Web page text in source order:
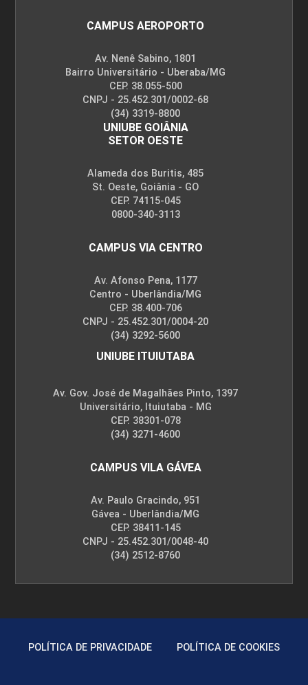
CAMPUS AEROPORTO
Av. Nenê Sabino, 1801
Bairro Universitário - Uberaba/MG
CEP. 38.055-500
CNPJ - 25.452.301/0002-68
(34) 3319-8800
UNIUBE GOIÂNIA
SETOR OESTE
Alameda dos Buritis, 485
St. Oeste, Goiânia - GO
CEP. 74115-045
0800-340-3113
CAMPUS VIA CENTRO
Av. Afonso Pena, 1177
Centro - Uberlândia/MG
CEP. 38.400-706
CNPJ - 25.452.301/0004-20
(34) 3292-5600
UNIUBE ITUIUTABA
Av. Gov. José de Magalhães Pinto, 1397
Universitário, Ituiutaba - MG
CEP. 38301-078
(34) 3271-4600
CAMPUS VILA GÁVEA
Av. Paulo Gracindo, 951
Gávea - Uberlândia/MG
CEP. 38411-145
CNPJ - 25.452.301/0048-40
(34) 2512-8760
POLÍTICA DE PRIVACIDADE POLÍTICA DE COOKIES